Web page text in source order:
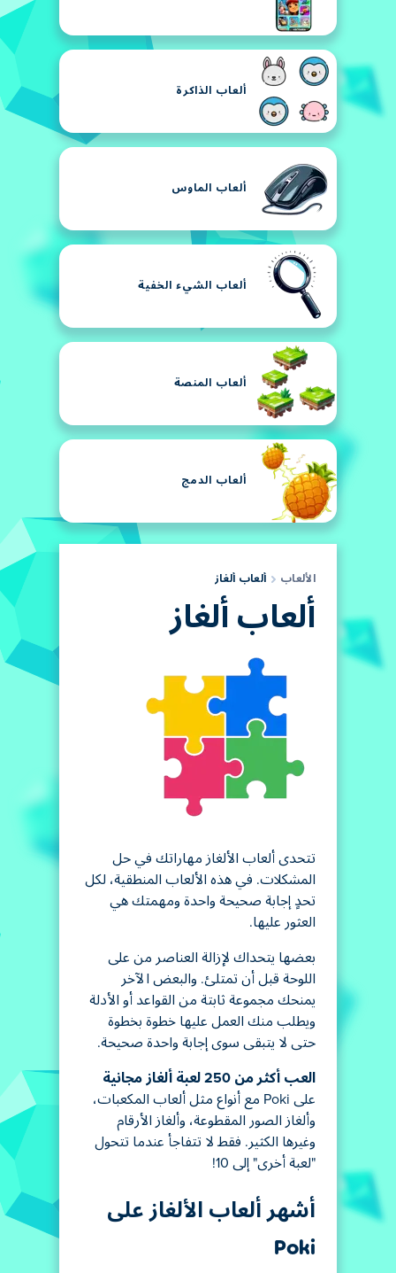
ألعاب الذاكرة
ألعاب الماوس
ألعاب الشيء الخفية
ألعاب المنصة
ألعاب الدمج
الألعاب ألعاب ألغاز
ألعاب ألغاز
تتحدى ألعاب الألغاز مهاراتك في حل
المشكلات. في هذه الألعاب المنطقية، لكل
تحدٍ إجابة صحيحة واحدة ومهمتك هي
العثور عليها.
بعضها يتحداك لإزالة العناصر من على
اللوحة قبل أن تمتلئ. والبعض الآخر
يمنحك مجموعة ثابتة من القواعد أو الأدلة
ويطلب منك العمل عليها خطوة بخطوة
حتى لا يتبقى سوى إجابة واحدة صحيحة.
العب أكثر من 250 لعبة ألغاز مجانية
على Poki مع أنواع مثل ألعاب المكعبات،
وألغاز الصور المقطوعة، وألغاز الأرقام
وغيرها الكثير. فقط لا تتفاجأ عندما تتحول
"لعبة أخرى" إلى 10!
أشهر ألعاب الألغاز على
Poki